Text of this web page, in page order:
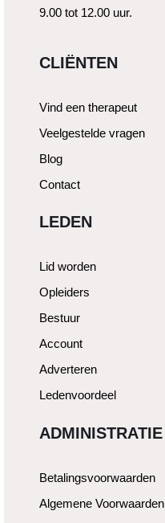
9.00 tot 12.00 uur.
CLIËNTEN
Vind een therapeut
Veelgestelde vragen
Blog
Contact
LEDEN
Lid worden
Opleiders
Bestuur
Account
Adverteren
Ledenvoordeel
ADMINISTRATIE
Betalingsvoorwaarden
Algemene Voorwaarden